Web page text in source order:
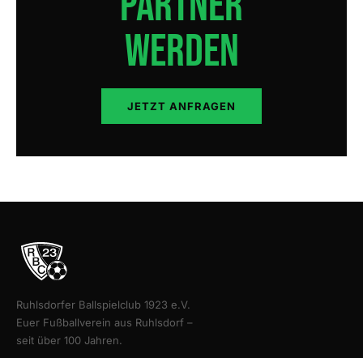
werden
JETZT ANFRAGEN
Ruhlsdorfer Ballspielclub 1923 e.V.
Euer Fußballverein aus Ruhlsdorf –
seit über 100 Jahren.